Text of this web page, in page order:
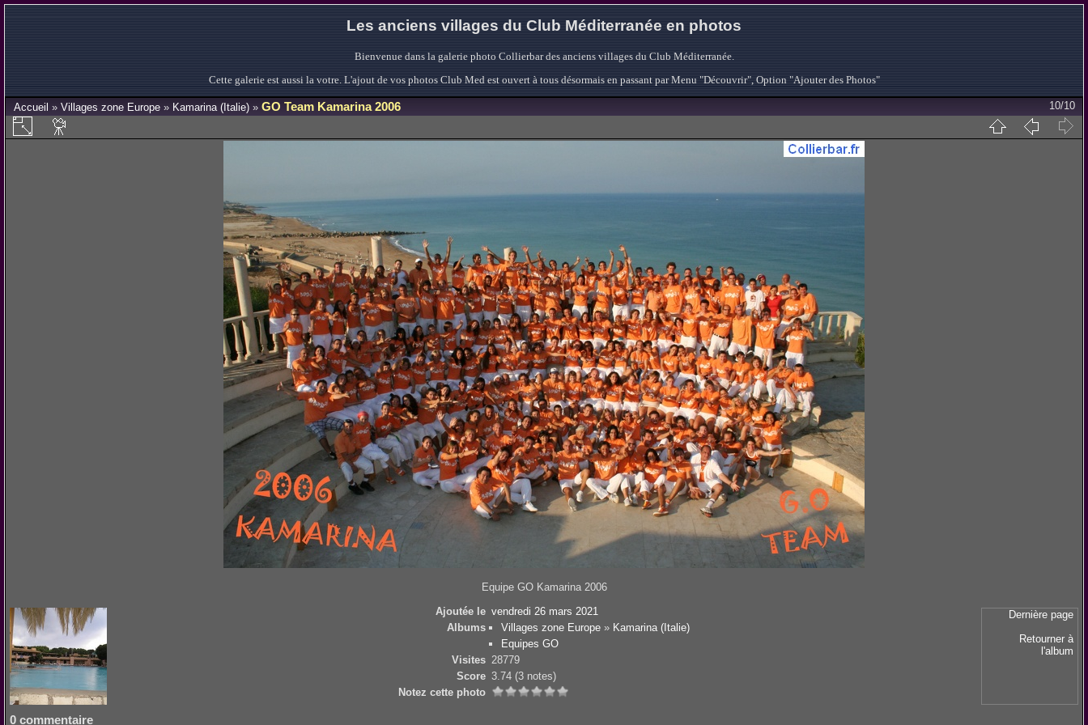
Les anciens villages du Club Méditerranée en photos
Bienvenue dans la galerie photo Collierbar des anciens villages du Club Méditerranée.
Cette galerie est aussi la votre. L'ajout de vos photos Club Med est ouvert à tous désormais en passant par Menu "Découvrir", Option "Ajouter des Photos"
Accueil » Villages zone Europe » Kamarina (Italie) » GO Team Kamarina 2006 10/10
Equipe GO Kamarina 2006
Dernière page
Retourner à
l'album
Ajoutée le vendredi 26 mars 2021
Albums
Villages zone Europe » Kamarina (Italie)
Equipes GO
Visites 28779
Score 3.74 (3 notes)
Notez cette photo
0 commentaire